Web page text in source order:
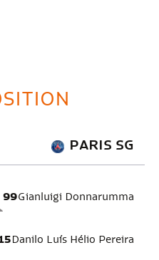
PARIS SG
Gianluigi Donnarumma
99
Danilo Luís Hélio Pereira